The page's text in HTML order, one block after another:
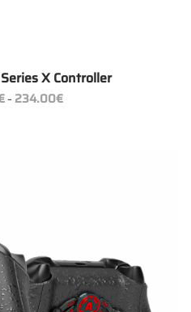
X Controller
– 234.00€Preisspanne:
109.00€